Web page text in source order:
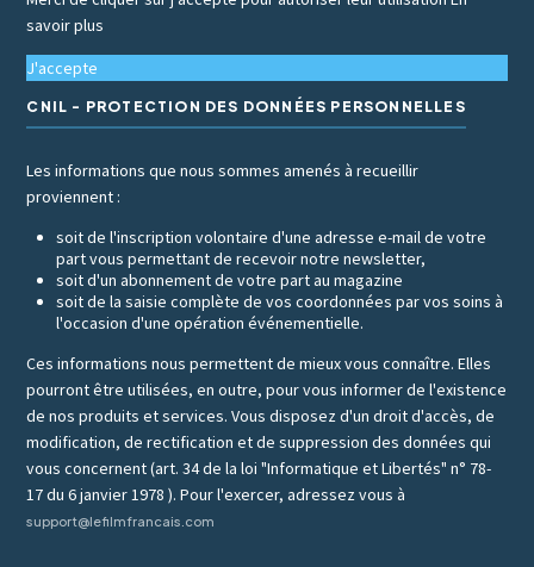
savoir plus
J'accepte
CNIL - PROTECTION DES DONNÉES PERSONNELLES
Les informations que nous sommes amenés à recueillir
proviennent :
soit de l'inscription volontaire d'une adresse e-mail de votre
part vous permettant de recevoir notre newsletter,
soit d'un abonnement de votre part au magazine
soit de la saisie complète de vos coordonnées par vos soins à
l'occasion d'une opération événementielle.
Ces informations nous permettent de mieux vous connaître. Elles
pourront être utilisées, en outre, pour vous informer de l'existence
de nos produits et services. Vous disposez d'un droit d'accès, de
modification, de rectification et de suppression des données qui
vous concernent (art. 34 de la loi "Informatique et Libertés" n° 78-
17 du 6 janvier 1978 ). Pour l'exercer, adressez vous à
support@lefilmfrancais.com